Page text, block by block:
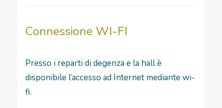
Connessione WI-FI
Presso i reparti di degenza e la hall è
disponibile l’accesso ad Internet mediante wi-
fi.